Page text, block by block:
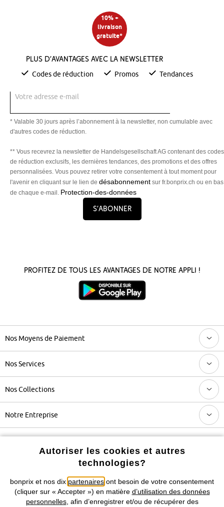
10% +
livraison
gratuite*
Plus d’avantages avec la newsletter
Codes de réduction Promos Tendances
Votre adresse e-mail
* Valable 30 jours après l’abonnement à la newsletter, non cumulable avec
d'autres codes de réduction.
** Vous recevrez la newsletter de Handelsgesellschaft AG contenant des codes
de réduction exclusifs, les dernières tendances, des promotions et des offres
personnalisées. Vous pouvez retirer votre consentement à tout moment pour
l'avenir en cliquant sur le lien de désabonnement sur fr.bonprix.ch ou en bas
de chaque e-mail. Protection-des-données
S’abonner
Profitez de tous les avantages de notre appli !
Nos Moyens de Paiement
Nos Services
Nos Collections
Notre Entreprise
Retrouvez bonprix sur
Prix indiqués TVA comprise avec en susfrais de port & de service
Autoriser les cookies et autres
technologies?
bonprix et nos dix partenaires ont besoin de votre consentement
(cliquer sur « Accepter ») en matière d’utilisation des données
personnelles, afin d’enregistrer et/ou de récupérer des